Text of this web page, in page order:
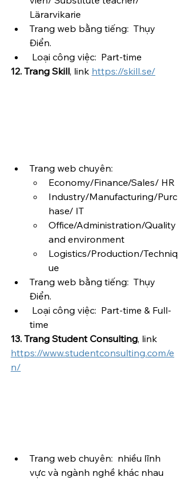
Lärarvikarie
Trang web bằng tiếng:  Thụy
Điển.
Loại công việc:  Part-time
12. Trang Skill, link https://skill.se/
Trang web chuyên:
Economy/Finance/Sales/ HR
Industry/Manufacturing/Purc
hase/ IT
Office/Administration/Quality
and environment
Logistics/Production/Techniq
ue
Trang web bằng tiếng:  Thụy
Điển.
time
13. Trang Student Consulting, link
https://www.studentconsulting.com/e
n/
Trang web chuyên:  nhiều lĩnh
vực và ngành nghề khác nhau